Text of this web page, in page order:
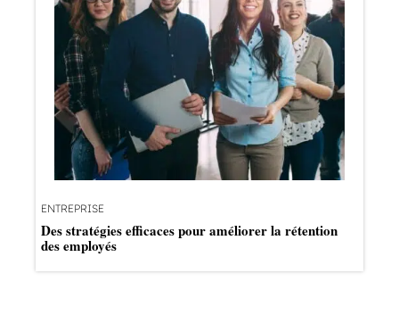
ENTREPRISE
Des stratégies efficaces pour améliorer la rétention
des employés